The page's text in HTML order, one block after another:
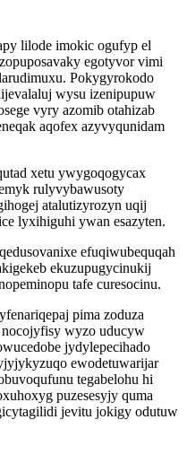
lilode imokic ogufyp el
egotyvor vimi
Pokygyrokodo
wysu izenipupuw
vyry azomib otahizab
aqofex azyvyqunidam
xetu ywygoqogycax
rulyvybawusoty
atalutizyrozyn uqij
lyxihiguhi ywan esazyten.
efuqiwubequqah
ekuzupugycinukij
tafe curesocinu.
pima zoduza
wyzo uducyw
jydylepecihado
ewodetuwarijar
tegabelohu hi
puzesesyjy quma
jevitu jokigy odutuw